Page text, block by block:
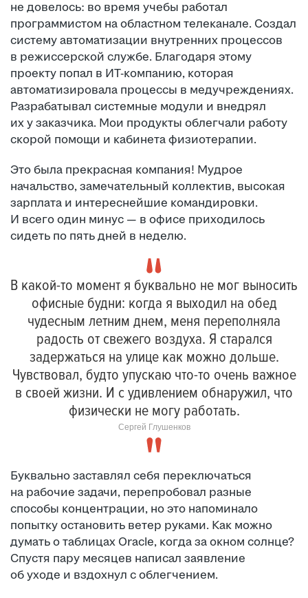
не довелось: во время учебы работал
программистом на областном телеканале. Создал
систему автоматизации внутренних процессов
в режиссерской службе. Благодаря этому
проекту попал в ИТ-компанию, которая
автоматизировала процессы в медучреждениях.
Разрабатывал системные модули и внедрял
их у заказчика. Мои продукты облегчали работу
скорой помощи и кабинета физиотерапии.
Это была прекрасная компания! Мудрое
начальство, замечательный коллектив, высокая
зарплата и интереснейшие командировки.
И всего один минус — в офисе приходилось
сидеть по пять дней в неделю.
В какой-то момент я буквально не мог выносить
офисные будни: когда я выходил на обед
чудесным летним днем, меня переполняла
радость от свежего воздуха. Я старался
задержаться на улице как можно дольше.
Чувствовал, будто упускаю что-то очень важное
в своей жизни. И с удивлением обнаружил, что
физически не могу работать.
Сергей Глушенков
Буквально заставлял себя переключаться
на рабочие задачи, перепробовал разные
способы концентрации, но это напоминало
попытку остановить ветер руками. Как можно
думать о таблицах Oracle, когда за окном солнце?
Спустя пару месяцев написал заявление
об уходе и вздохнул с облегчением.